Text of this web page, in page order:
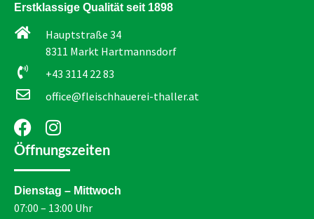
Erstklassige Qualität seit 1898
Hauptstraße 34
8311 Markt Hartmannsdorf
+43 3114 22 83
office@fleischhauerei-thaller.at
Öffnungszeiten
Dienstag – Mittwoch
07:00 – 13:00 Uhr